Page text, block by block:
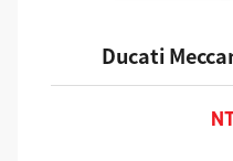
Ducati